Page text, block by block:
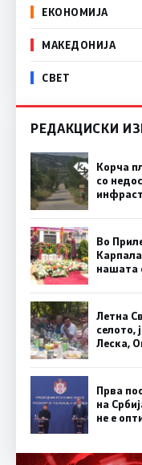
ЕКОНОМИЈА
МАКЕДОНИЈА
СВЕТ
РЕДАКЦИСКИ
Корча
со
Во
нашата
Летна
селото,
Леска,
Прва
на
не е